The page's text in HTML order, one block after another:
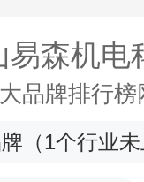
森机电
品牌排行
（1个行业